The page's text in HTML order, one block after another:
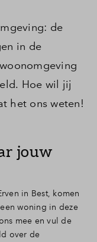
de
in de
Hoe wil jij
het ons weten!
jouw
in Best, komen
woning in deze
mee en vul de
over de